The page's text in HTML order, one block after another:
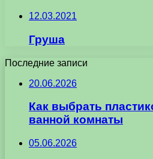
12.03.2021
Груша
Последние записи
20.06.2026
Как выбрать
ванной комнаты
05.06.2026